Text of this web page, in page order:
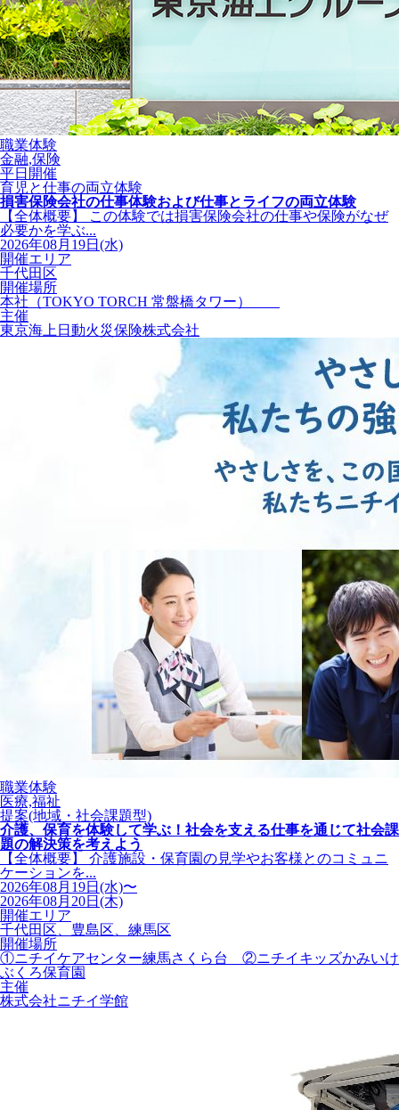
職業体験
金融,保険
平日開催
育児と仕事の両立体験
損害保険会社の仕事体験および仕事とライフの両立体験
【全体概要】 この体験では損害保険会社の仕事や保険がなぜ
必要かを学ぶ...
2026年08月19日(水)
開催エリア
千代田区
開催場所
本社（TOKYO TORCH 常盤橋タワー）
主催
東京海上日動火災保険株式会社
職業体験
医療,福祉
提案(地域・社会課題型)
介護、保育を体験して学ぶ！社会を支える仕事を通じて社会課
題の解決策を考えよう
【全体概要】 介護施設・保育園の見学やお客様とのコミュニ
ケーションを...
2026年08月19日(水)〜
2026年08月20日(木)
開催エリア
千代田区、豊島区、練馬区
開催場所
①ニチイケアセンター練馬さくら台 ②ニチイキッズかみいけ
ぶくろ保育園
主催
株式会社ニチイ学館